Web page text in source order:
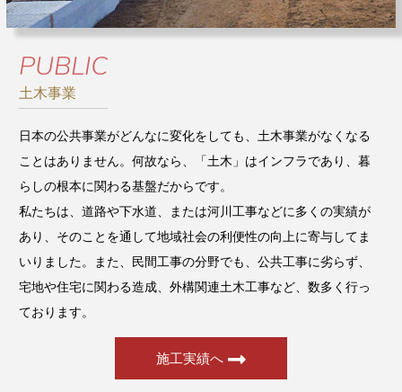
PUBLIC
土木事業
日本の公共事業がどんなに変化をしても、土木事業がなくなる
ことはありません。何故なら、「土木」はインフラであり、暮
らしの根本に関わる基盤だからです。
私たちは、道路や下水道、または河川工事などに多くの実績が
あり、そのことを通して地域社会の利便性の向上に寄与してま
いりました。また、民間工事の分野でも、公共工事に劣らず、
宅地や住宅に関わる造成、外構関連土木工事など、数多く行っ
ております。
施工実績へ